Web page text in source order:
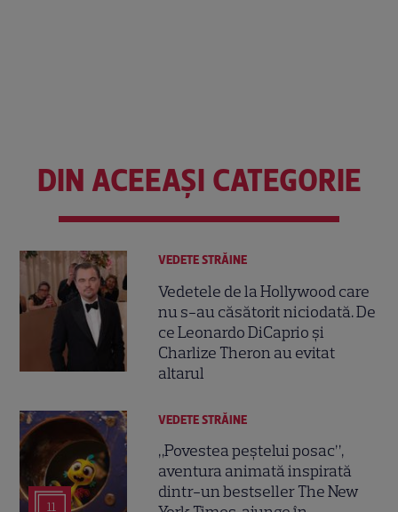
DIN ACEEAȘI CATEGORIE
VEDETE STRĂINE
Vedetele de la Hollywood care
nu s-au căsătorit niciodată. De
ce Leonardo DiCaprio și
Charlize Theron au evitat
altarul
11
VEDETE STRĂINE
„Povestea peștelui posac”,
aventura animată inspirată
dintr-un bestseller The New